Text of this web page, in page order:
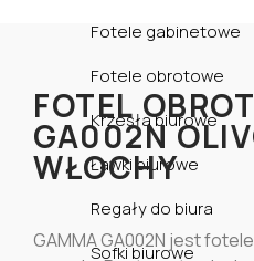
Fotele gabinetowe
Fotele obrotowe
Krzesła biurowe
Ławki biurowe
Regały do biura
Sofki biurowe
FOTEL
GA002N
WŁOCHY
GAMMA GA002N jest